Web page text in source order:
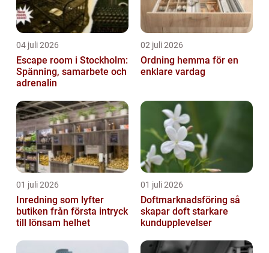
04 juli 2026
Escape room i Stockholm:
Spänning, samarbete och
adrenalin
02 juli 2026
Ordning hemma för en
enklare vardag
01 juli 2026
Inredning som lyfter
butiken från första intryck
till lönsam helhet
01 juli 2026
Doftmarknadsföring så
skapar doft starkare
kundupplevelser